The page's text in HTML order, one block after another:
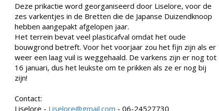
Deze prikactie word georganiseerd door Liselore, voor de
zes varkentjes in de Bretten die de Japanse Duizendknoop
hebben aangepakt afgelopen jaar.
Het terrein bevat veel plasticafval omdat het oude
bouwgrond betreft. Voor het voorjaar zou het fijn zijn als er
weer een laag vuil is weggehaald. De varkens zijn er nog tot
16 januari, dus het leukste om te prikken als ze er nog bij
zijn!
Contact:
Liselore - Liselore@gmail.com - 06-24527730